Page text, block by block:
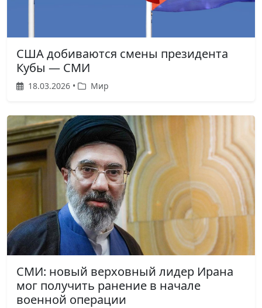
США добиваются смены президента
Кубы — СМИ
18.03.2026 • Мир
СМИ: новый верховный лидер Ирана
мог получить ранение в начале
военной операции